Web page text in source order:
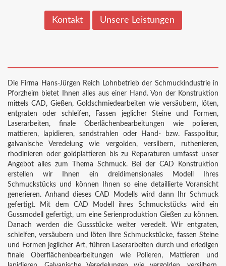
Kontakt Unsere Leistungen
Die Firma Hans-Jürgen Reich Lohnbetrieb der Schmuckindustrie in
Pforzheim bietet Ihnen alles aus einer Hand. Von der Konstruktion
mittels CAD, Gießen, Goldschmiedearbeiten wie versäubern, löten,
entgraten oder schleifen, Fassen jeglicher Steine und Formen,
Laserarbeiten, finale Oberlächenbearbeitungen wie polieren,
mattieren, lapidieren, sandstrahlen oder Hand- bzw. Fasspolitur,
galvanische Veredelung wie vergolden, versilbern, ruthenieren,
rhodinieren oder goldplattieren bis zu Reparaturen umfasst unser
Angebot alles zum Thema Schmuck. Bei der CAD Konstruktion
erstellen wir Ihnen ein dreidimensionales Modell Ihres
Schmuckstücks und können Ihnen so eine detaillierte Voransicht
generieren. Anhand dieses CAD Modells wird dann Ihr Schmuck
gefertigt. Mit dem CAD Modell ihres Schmuckstücks wird ein
Gussmodell gefertigt, um eine Serienproduktion Gießen zu können.
Danach werden die Gussstücke weiter veredelt. Wir entgraten,
schleifen, versäubern und löten Ihre Schmuckstücke, fassen Steine
und Formen jeglicher Art, führen Laserarbeiten durch und erledigen
finale Oberflächenbearbeitungen wie Polieren, Mattieren und